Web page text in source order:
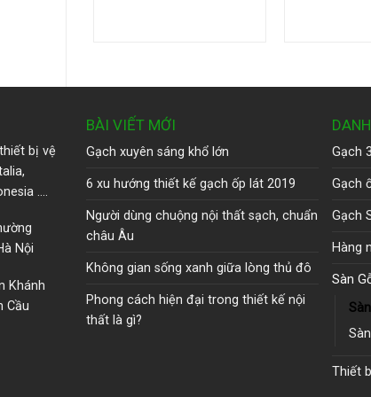
bị vệ
….
Nội
Khánh
Cầu
BÀI VIẾT MỚI
Gạch xuyên sáng khổ lớn
6 xu hướng thiết kế gạch ốp lát 2019
Người dùng chuộng nội thất sạch, chuẩn
châu Âu
Không gian sống xanh giữa lòng thủ đô
Phong cách hiện đại trong thiết kế nội
thất là gì?
Gạch
Gạch
Gạch
Hàng
Sàn
Thiết